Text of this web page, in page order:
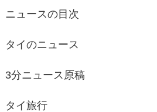
ニュースの目次
タイのニュース
3分ニュース原稿
タイ旅行